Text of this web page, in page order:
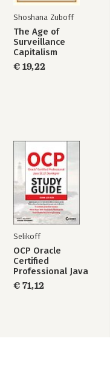
leven leidt (2012),
an Internet of Things
in Everyday Life (2007).
artikelen,
Correspondent.
Shoshana Zuboff
The Age of
Surveillance
Capitalism
€ 19,22
Selikoff
OCP Oracle
Certified
Professional Java
SE 17 Developer
Study Guide
€ 71,12